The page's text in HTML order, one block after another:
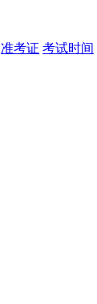
准考证 考试时间